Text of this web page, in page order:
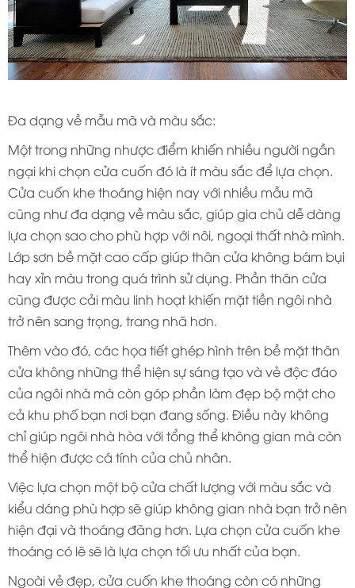
Đa dạng về mẫu mã và màu sắc:
Một trong những nhược điểm khiến nhiều người ngần
ngại khi chọn cửa cuốn đó là ít màu sắc để lựa chọn.
Cửa cuốn khe thoáng hiện nay với nhiều mẫu mã
cũng như đa dạng về màu sắc, giúp gia chủ dễ dàng
lựa chọn sao cho phù hợp với nôi, ngoại thất nhà mình.
Lớp sơn bề mặt cao cấp giúp thân cửa không bám bụi
hay xỉn màu trong quá trình sử dụng. Phần thân cửa
cũng được cải màu linh hoạt khiến mặt tiền ngôi nhà
trở nên sang trọng, trang nhã hơn.
Thêm vào đó, các họa tiết ghép hình trên bề mặt thân
cửa không những thể hiện sự sáng tạo và vẻ độc đáo
của ngôi nhà mà còn góp phần làm đẹp bộ mặt cho
cả khu phố bạn nơi bạn đang sống. Điều này không
chỉ giúp ngôi nhà hòa với tổng thể không gian mà còn
thể hiện được cá tính của chủ nhân.
Việc lựa chọn một bộ cửa chất lượng với màu sắc và
kiểu dáng phù hợp sẽ giúp không gian nhà bạn trở nên
hiện đại và thoáng đãng hơn. Lựa chọn cửa cuốn khe
thoáng có lẽ sẽ là lựa chọn tối ưu nhất của bạn.
Ngoài vẻ đẹp, cửa cuốn khe thoáng còn có những